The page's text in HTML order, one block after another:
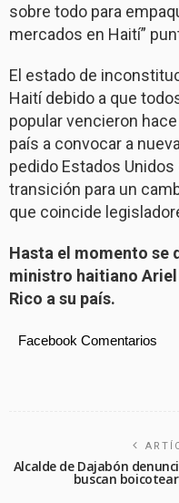
sobre todo para
mercados en Haití”
El estado de
Haití debido a que
popular vencieron
país a convocar a
pedido Estados
transición para un
que coincide
Hasta el momento se
ministro haitiano
Rico a su país.
Facebook Comentarios
Alcalde de Dajabón
buscan